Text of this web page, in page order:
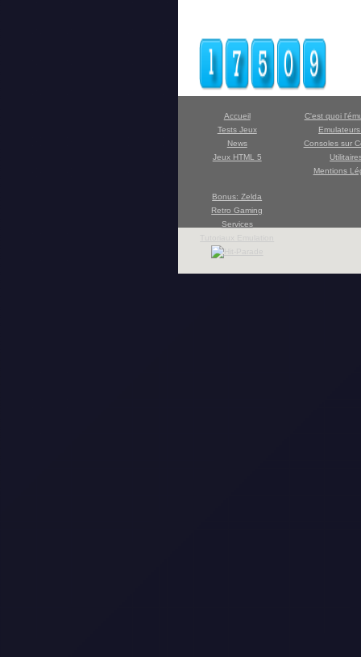
Accueil
Tests Jeux
News
Jeux HTML 5
C'est quoi
Consoles sur
Mentions
Bonus: Zelda
Retro Gaming
Services